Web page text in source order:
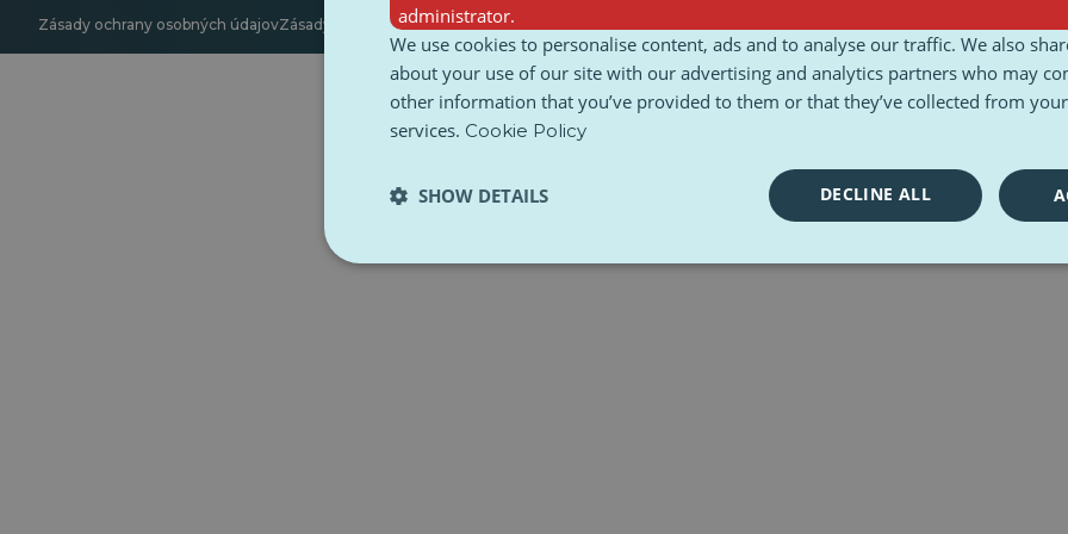
Zásady ochrany osobných údajovZásady používania súborov cookie
administrator.
We use cookies to personalise content, ads and to analyse our traffic. We also
about your use of our site with our advertising and analytics partners who may
other information that you’ve provided to them or that they’ve collected from
services. Cookie Policy
DECLINE ALL
SHOW DETAILS